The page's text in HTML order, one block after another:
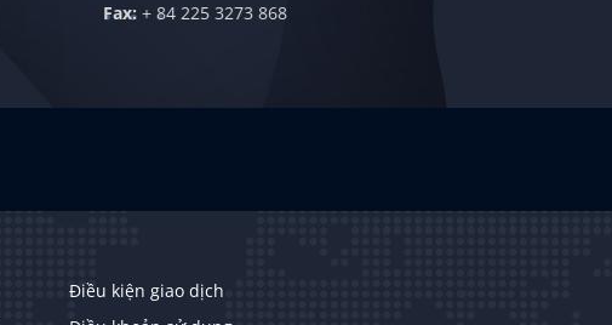
Fax:+ 84 225 3273 868
Điều kiện giao dịch